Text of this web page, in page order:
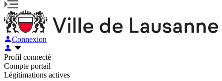
Connexion
Profil connecté
Compte portail
Légitimations actives